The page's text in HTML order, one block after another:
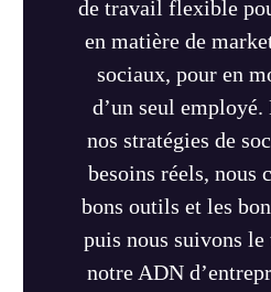
de travail flexible
en matière de
sociaux, pour en
d’un seul employé.
nos stratégies de
besoins réels, nous
bons outils et les
puis nous suivons le
notre ADN